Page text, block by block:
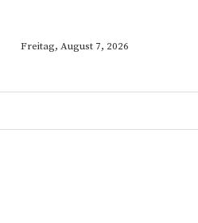
Freitag, August 7, 2026